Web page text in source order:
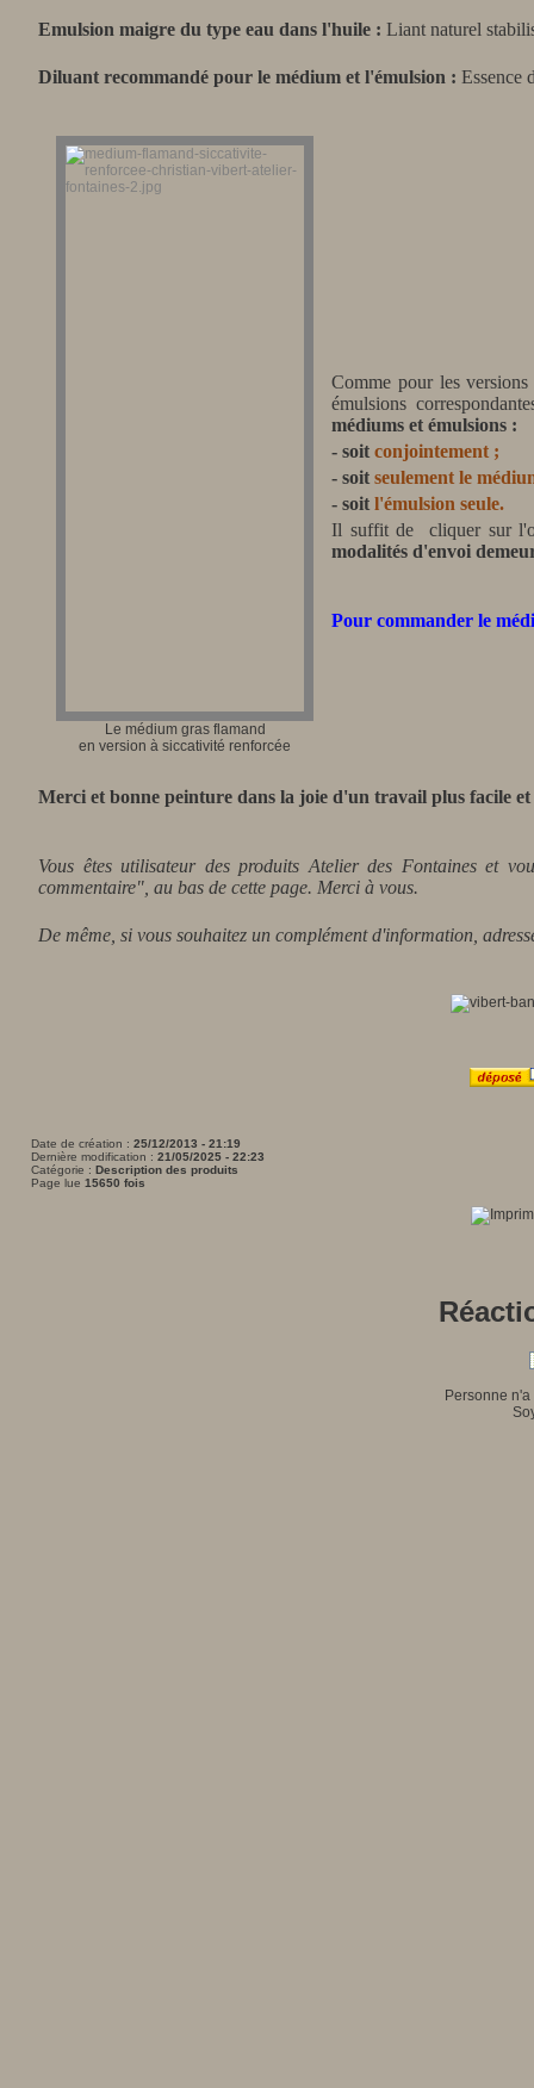
Emulsion maigre du type eau dans l'huile : Liant naturel
Diluant recommandé pour le médium et l'émulsion : Essence
Le médium gras flamand
en version à siccativité renforcée
Comme pour les
émulsions
médiums et émulsions :
- soit conjointement ;
- soit seulement le
- soit l'émulsion seule.
Il suffit de cliquer sur
modalités d'envoi
Pour commander le
Merci et bonne peinture dans la joie d'un travail plus facile
Vous êtes utilisateur des produits Atelier des Fontaines et
commentaire", au bas de cette page. Merci à vous.
De même, si vous souhaitez un complément d'information,
Date de création : 25/12/2013 - 21:19
Dernière modification : 21/05/2025 - 22:23
Catégorie : Description des produits
Page lue 15650 fois
Personne